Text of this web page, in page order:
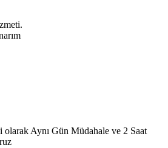
Aynı Gün Müdahale ve 2 Saat